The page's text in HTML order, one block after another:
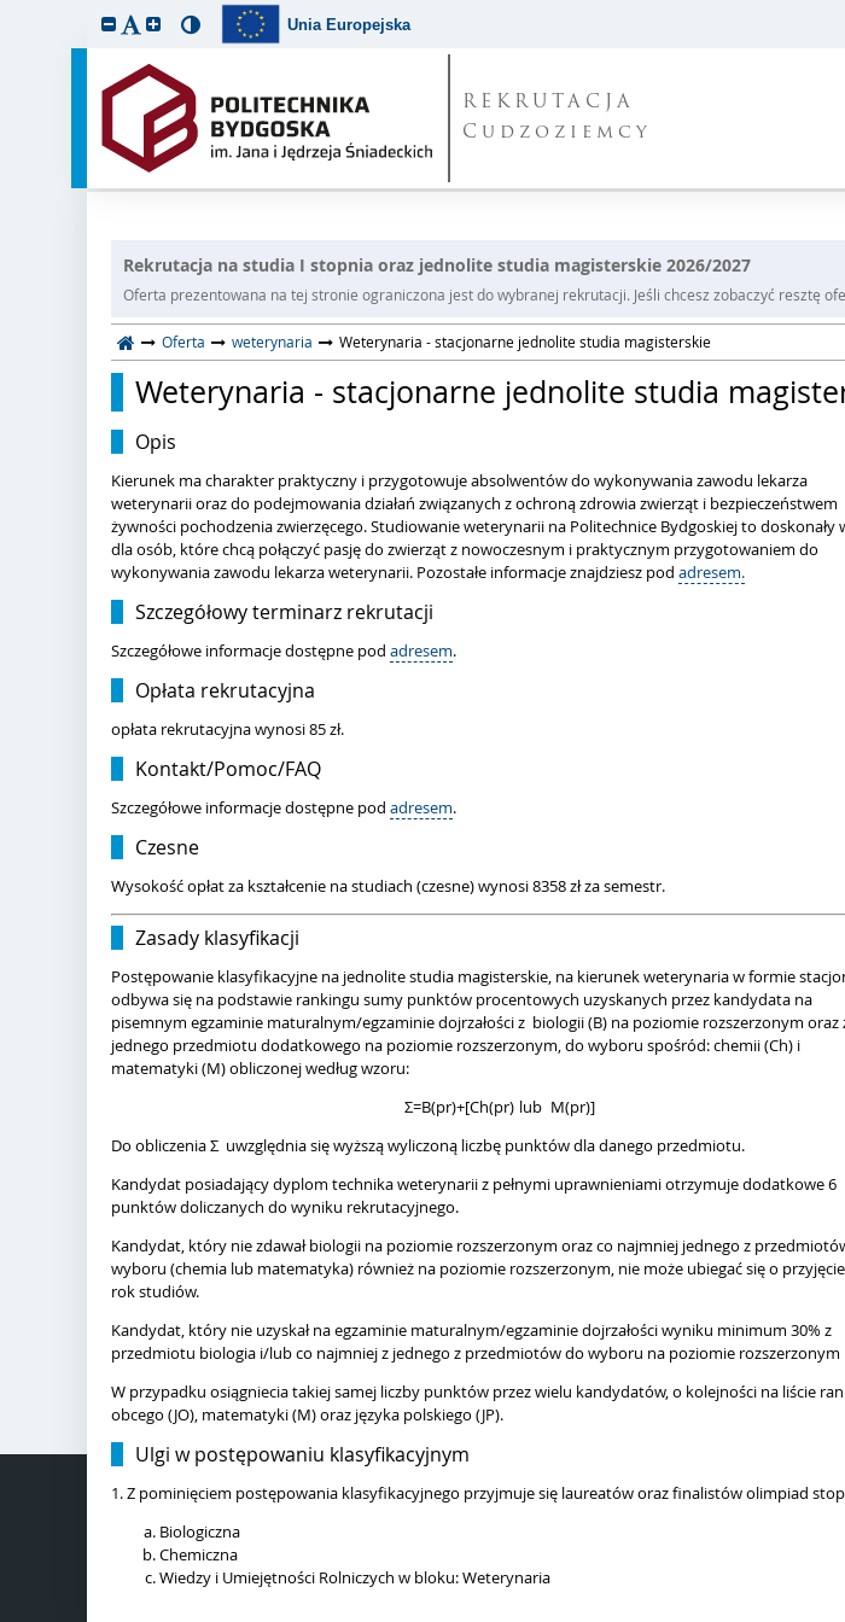
Unia Europejska
REKRUTACJA
Cudzoziemcy
Rekrutacja na studia I stopnia oraz jednolite studia magisterskie 2026/2027
Oferta prezentowana na tej stronie ograniczona jest do wybranej rekrutacji. Jeśli chcesz zobaczyć resztę
Oferta weterynaria Weterynaria - stacjonarne jednolite studia magisterskie
Weterynaria - stacjonarne jednolite studia
Opis
Kierunek ma charakter praktyczny i przygotowuje absolwentów do wykonywania zawodu lekarza
weterynarii oraz do podejmowania działań związanych z ochroną zdrowia zwierząt i bezpieczeństwem
żywności pochodzenia zwierzęcego. Studiowanie weterynarii na Politechnice Bydgoskiej to doskonały
dla osób, które chcą połączyć pasję do zwierząt z nowoczesnym i praktycznym przygotowaniem do
wykonywania zawodu lekarza weterynarii. Pozostałe informacje znajdziesz pod adresem.
Szczegółowy terminarz rekrutacji
Szczegółowe informacje dostępne pod adresem.
Opłata rekrutacyjna
opłata rekrutacyjna wynosi 85 zł.
Kontakt/Pomoc/FAQ
Szczegółowe informacje dostępne pod adresem.
Czesne
Wysokość opłat za kształcenie na studiach (czesne) wynosi 8358 zł za semestr.
Zasady klasyfikacji
Postępowanie klasyfikacyjne na jednolite studia magisterskie, na kierunek weterynaria w formie
odbywa się na podstawie rankingu sumy punktów procentowych uzyskanych przez kandydata na
pisemnym egzaminie maturalnym/egzaminie dojrzałości z biologii (B) na poziomie rozszerzonym oraz
jednego przedmiotu dodatkowego na poziomie rozszerzonym, do wyboru spośród: chemii (Ch) i
matematyki (M) obliczonej według wzoru:
Σ=B(pr)+[Ch(pr) lub M(pr)]
Do obliczenia Σ uwzględnia się wyższą wyliczoną liczbę punktów dla danego przedmiotu.
Kandydat posiadający dyplom technika weterynarii z pełnymi uprawnieniami otrzymuje dodatkowe 6
punktów doliczanych do wyniku rekrutacyjnego.
Kandydat, który nie zdawał biologii na poziomie rozszerzonym oraz co najmniej jednego z
wyboru (chemia lub matematyka) również na poziomie rozszerzonym, nie może ubiegać się o
rok studiów.
Kandydat, który nie uzyskał na egzaminie maturalnym/egzaminie dojrzałości wyniku minimum 30% z
przedmiotu biologia i/lub co najmniej z jednego z przedmiotów do wyboru na poziomie rozszerzonym
W przypadku osiągniecia takiej samej liczby punktów przez wielu kandydatów, o kolejności na liście
obcego (JO), matematyki (M) oraz języka polskiego (JP).
Ulgi w postępowaniu klasyfikacyjnym
1. Z pominięciem postępowania klasyfikacyjnego przyjmuje się laureatów oraz finalistów olimpiad
Biologiczna
Chemiczna
Wiedzy i Umiejętności Rolniczych w bloku: Weterynaria